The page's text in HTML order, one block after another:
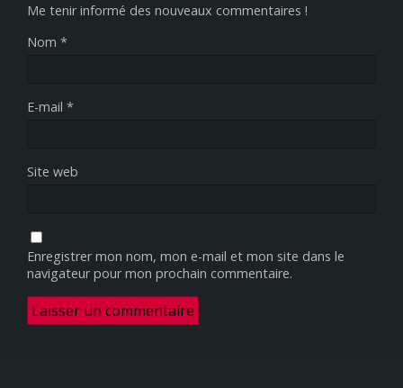
Me tenir informé des nouveaux commentaires !
Nom *
E-mail *
Site web
Enregistrer mon nom, mon e-mail et mon site dans le
navigateur pour mon prochain commentaire.